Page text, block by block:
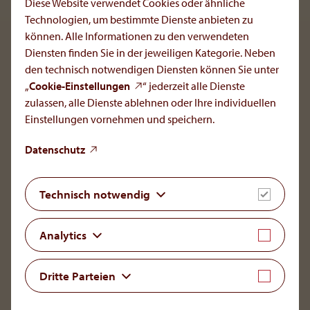
iStockphoto LP
To the main navigation
OrphaCare GmbH
1190 Vienna, Austria
+43 1 93 46 108
office[at]orphacare.com
Diese Website verwendet Cookies oder ähnliche
Technologien, um bestimmte Dienste anbieten zu
können. Alle Informationen zu den verwendeten
Diensten finden Sie in der jeweiligen Kategorie. Neben
den technisch notwendigen Diensten können Sie unter
„Cookie-Einstellungen
“ jederzeit alle Dienste
zulassen, alle Dienste ablehnen oder Ihre individuellen
Einstellungen vornehmen und speichern.
Datenschutz
Technisch notwendig
Analytics
Dritte Parteien